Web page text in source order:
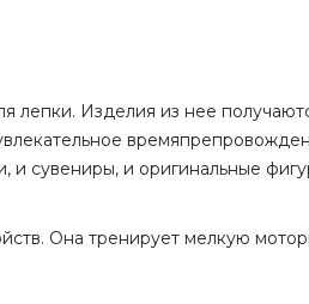
лепки. Изделия из нее
сувениры, и оригинальные
Она тренирует мелкую